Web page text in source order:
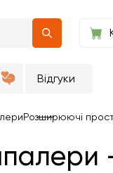
Відгуки
Розширюючі